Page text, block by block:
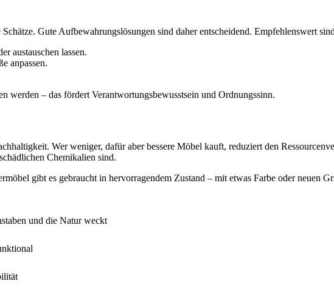
Gute Aufbewahrungslösungen sind daher entscheidend. Empfehlenswert
austauschen lassen.
anpassen.
werden – das fördert Verantwortungsbewusstsein und Ordnungssinn.
Wer weniger, dafür aber bessere Möbel kauft, reduziert den
Chemikalien sind.
gibt es gebraucht in hervorragendem Zustand – mit etwas Farbe oder neuen
und die Natur weckt